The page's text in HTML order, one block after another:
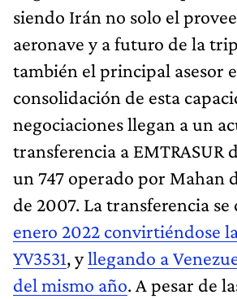
siendo Irán no solo el
aeronave y a futuro de la
también el principal asesor
consolidación de esta
negociaciones llegan a un
transferencia a EMTRASUR
un 747 operado por Mahan
de 2007. La transferencia se
enero 2022 convirtiéndose
YV3531, yllegando a
del mismo año. A pesar de